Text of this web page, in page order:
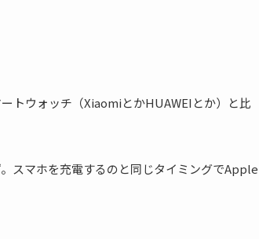
トウォッチ（XiaomiとかHUAWEIとか）と比
スマホを充電するのと同じタイミングでApple